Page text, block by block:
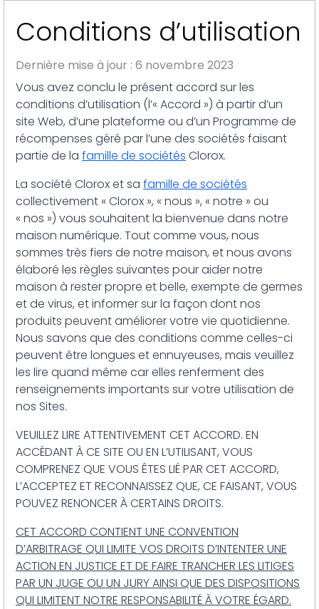
Conditions d’utilisation
Dernière mise à jour : 6 novembre 2023
Vous avez conclu le présent accord sur les
conditions d’utilisation (l’« Accord ») à partir d’un
site Web, d’une plateforme ou d’un Programme de
récompenses géré par l’une des sociétés faisant
partie de la famille de sociétés Clorox.
La société Clorox et sa famille de sociétés
collectivement « Clorox », « nous », « notre » ou
« nos ») vous souhaitent la bienvenue dans notre
maison numérique. Tout comme vous, nous
sommes très fiers de notre maison, et nous avons
élaboré les règles suivantes pour aider notre
maison à rester propre et belle, exempte de germes
et de virus, et informer sur la façon dont nos
produits peuvent améliorer votre vie quotidienne.
Nous savons que des conditions comme celles-ci
peuvent être longues et ennuyeuses, mais veuillez
les lire quand même car elles renferment des
renseignements importants sur votre utilisation de
nos Sites.
VEUILLEZ LIRE ATTENTIVEMENT CET ACCORD. EN
ACCÉDANT À CE SITE OU EN L’UTILISANT, VOUS
COMPRENEZ QUE VOUS ÊTES LIÉ PAR CET ACCORD,
L’ACCEPTEZ ET RECONNAISSEZ QUE, CE FAISANT, VOUS
POUVEZ RENONCER À CERTAINS DROITS.
CET ACCORD CONTIENT UNE CONVENTION
D’ARBITRAGE QUI LIMITE VOS DROITS D’INTENTER UNE
ACTION EN JUSTICE ET DE FAIRE TRANCHER LES LITIGES
PAR UN JUGE OU UN JURY AINSI QUE DES DISPOSITIONS
QUI LIMITENT NOTRE RESPONSABILITÉ À VOTRE ÉGARD.